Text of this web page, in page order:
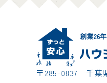
〒285-0837 千葉